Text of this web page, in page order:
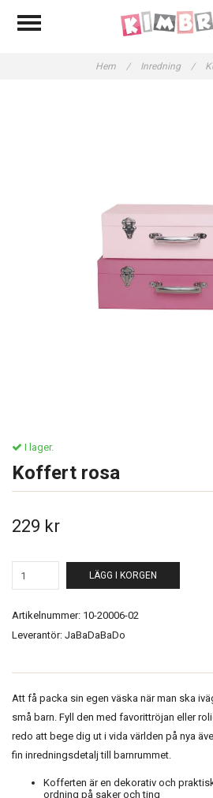
Hem / Inredning /
I lager.
Koffert rosa
229 kr
LÄGG I KORGEN
Artikelnummer: 10-20006-02
Leverantör: JaBaDaBaDo
Att få packa sin egen väska när man ska
små barn. Fyll den med favorittröjan eller
redo att bege dig ut i vida världen på nya
fin inredningsdetalj till barnrummet.
Kofferten är en dekorativ och
ordning på saker och ting